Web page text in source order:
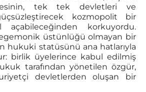
tek tek devletleri ve
kozmopolit bir
açabileceğinden korkuyordu.
üstünlüğü olmayan bir
hukuki statüsünü ana hatlarıyla
birlik üyelerince kabul edilmiş
tarafından yönetilen özgür,
devletlerden oluşan bir